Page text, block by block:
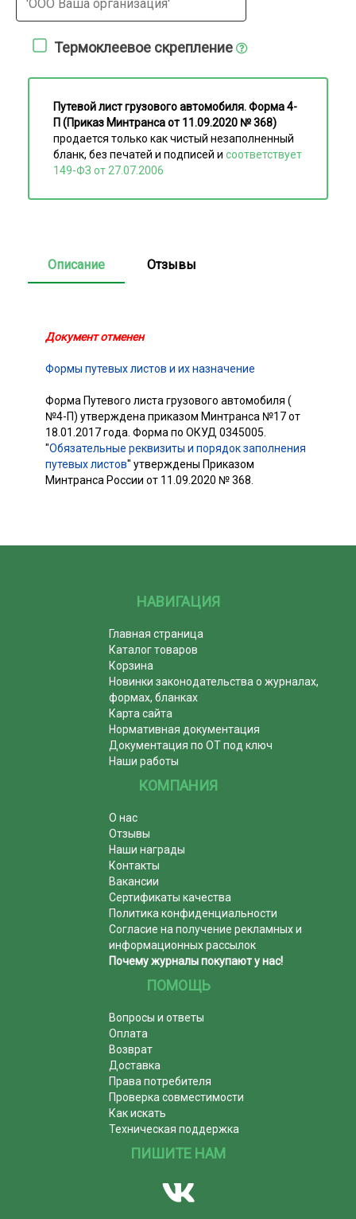
Термоклеевое скрепление
Путевой лист грузового автомобиля. Форма 4-
П (Приказ Минтранса от 11.09.2020 № 368)
продается только как чистый незаполненный
бланк, без печатей и подписей и соответствует
149-ФЗ от 27.07.2006
Описание Отзывы
Документ отменен
Формы путевых листов и их назначение
Форма Путевого листа грузового автомобиля (
№4-П) утверждена приказом Минтранса №17 от
18.01.2017 года. Форма по ОКУД 0345005.
"Обязательные реквизиты и порядок заполнения
путевых листов" утверждены Приказом
Минтранса России от 11.09.2020 № 368.
НАВИГАЦИЯ
Главная страница
Каталог товаров
Корзина
Новинки законодательства о журналах,
формах, бланках
Карта сайта
Нормативная документация
Документация по ОТ под ключ
Наши работы
КОМПАНИЯ
О нас
Отзывы
Наши награды
Контакты
Вакансии
Сертификаты качества
Политика конфиденциальности
Согласие на получение рекламных и
информационных рассылок
Почему журналы покупают у нас!
ПОМОЩЬ
Вопросы и ответы
Оплата
Возврат
Доставка
Права потребителя
Проверка совместимости
Как искать
Техническая поддержка
ПИШИТЕ НАМ